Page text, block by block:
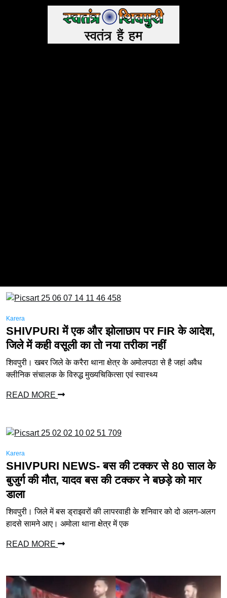
Karera
SHIVPURI में एक और झोलाछाप पर FIR के आदेश,
जिले में कही वसूली का तो नया तरीका नहीं
शिवपुरी। खबर जिले के करैरा थाना क्षेत्र के अमोलपठा से है जहां अवैध
क्लीनिक संचालक के विरुद्ध मुख्यचिकित्सा एवं स्वास्थ्य
READ MORE
Karera
SHIVPURI NEWS- बस की टक्कर से 80 साल के
बुजुर्ग की मौत, यादव बस की टक्कर ने बछड़े को मार
डाला
शिवपुरी। जिले में बस ड्राइवरों की लापरवाही के शनिवार को दो अलग-अलग
हादसे सामने आए। अमोला थाना क्षेत्र में एक
READ MORE